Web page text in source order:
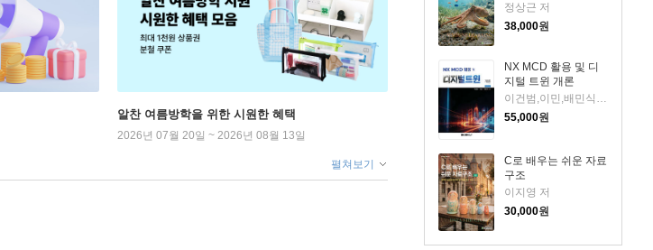
정상근 저
38,000원
NX MCD 활용 및 디
지털 트윈 개론
이건범,이민,배민식 저
55,000원
C로 배우는 쉬운 자료
구조
이지영 저
30,000원
알찬 여름방학을 위한 시원한 혜택
2026년 07월 20일 ~ 2026년 08월 13일
펼쳐보기